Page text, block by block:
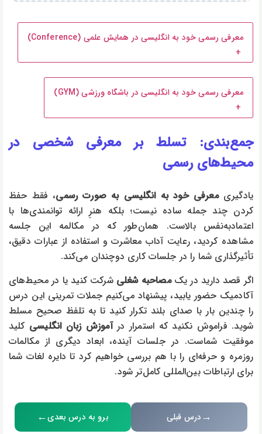
معرفی رسمی خود به انگلیسی در همایش علمی (Conference)
+
معرفی رسمی خود به انگلیسی در باشگاه ورزشی (GYM)
+
جمع‌بندی: تسلط بر معرفی شخصی در
محیط‌های رسمی
یادگیریمعرفی خود به انگلیسی به صورت رسمی، فقط حفظ
کردن چند جمله ساده نیست؛ بلکه هنرِ ارائه توانمندی‌ها با
اعتمادبه‌نفس بالاست. همان‌طور که در مکالمه این جلسه
مشاهده کردید، رعایت آداب معاشرت و استفاده از عبارات دقیق،
تأثیرگذاری شما را در جلسات کاری دوچندان می‌کند.
اگر قصد دارید در یکمصاحبه شغلی شرکت کنید یا در محیط‌های
آکادمیک حضور یابید، پیشنهاد می‌کنیم جملات تمرینی این درس
را چندین بار با صدای بلند تکرار کنید تا به تلفظ صحیح مسلط
شوید. فراموش نکنید که استمرار درآموزش زبان انگلیسی کلید
موفقیت شماست. در جلسات آینده، ابعاد دیگری از مکالمات
روزمره و حرفه‌ای را با هم بررسی خواهیم کرد تا دایره لغات شما
برای ارتباطات بین‌المللی کامل‌تر شود.
→درس قبلی برو به درس بعدی←